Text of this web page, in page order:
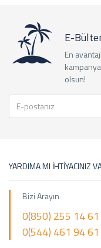
E-
En
olsun!
YARDIMA MI İHTİYACINIZ
Bizi Arayın
0(850) 255 14 61
0(544) 461 94 61